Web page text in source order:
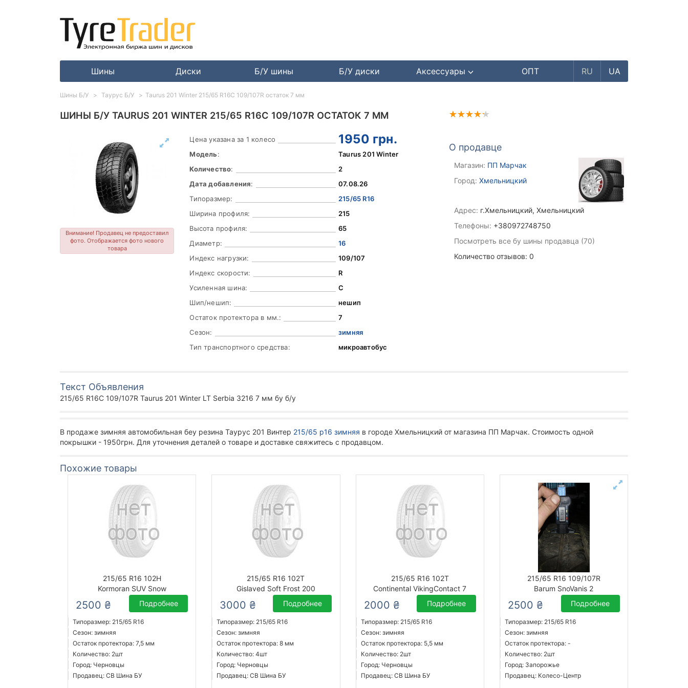
Шины Диски Б/У шины Б/У диски Аксессуары ОПТ RU UA
ШИНЫ Б/У TAURUS 201 WINTER 215/65 R16C 109/107R ОСТАТОК 7 ММ
Внимание! Продавец не предоставил
фото. Отображается фото нового
товара
Цена указана за 1 колесо 1950 грн.
Модель:
Taurus 201 Winter
Количество:
2
Дата добавления:
07.08.26
Типоразмер:
215/65 R16
Ширина профиля:
215
Высота профиля:
65
Диаметр:
16
Индекс нагрузки:
109/107
Индекс скорости:
R
Усиленная шина:
C
Шип/нешип:
нешип
Остаток протектора в мм.:
7
Сезон:
зимняя
Тип транспортного средства:
микроавтобус
О продавце
Магазин: ПП Марчак
Город: Хмельницкий
Адрес: г.Хмельницкий, Хмельницкий
Телефоны: +380972748750
Посмотреть все бу шины продавца (70)
Количество отзывов: 0
Текст Объявления
215/65 R16C 109/107R Taurus 201 Winter LT Serbia 3216 7 мм бу б/у
В продаже зимняя автомобильная беу резина Таурус 201 Винтер 215/65 р16 зимняя в городе Хмельницкий от магазина ПП Марчак. Стоимость одной
покрышки - 1950грн. Для уточнения деталей о товаре и доставке свяжитесь с продавцом.
Похожие товары
215/65 R16 102H
Kormoran SUV Snow
2500 ₴ Подробнее
Типоразмер: 215/65 R16
Сезон: зимняя
Остаток протектора: 7,5 мм
Количество: 2шт
Город: Черновцы
Продавец: СВ Шина БУ
215/65 R16 102T
Gislaved Soft Frost 200
3000 ₴ Подробнее
Типоразмер: 215/65 R16
Сезон: зимняя
Остаток протектора: 8 мм
Количество: 4шт
Город: Черновцы
Продавец: СВ Шина БУ
215/65 R16 102T
Continental VikingContact 7
2000 ₴ Подробнее
Типоразмер: 215/65 R16
Сезон: зимняя
Остаток протектора: 5,5 мм
Количество: 2шт
Город: Черновцы
Продавец: СВ Шина БУ
215/65 R16 109/107R
Barum SnoVanis 2
2500 ₴ Подробнее
Типоразмер: 215/65 R16
Сезон: зимняя
Остаток протектора: -
Количество: 2шт
Город: Запорожье
Продавец: Колесо-Центр
Шины Б/У Таурус Б/У Taurus 201 Winter 215/65 R16C 109/107R остаток 7 мм